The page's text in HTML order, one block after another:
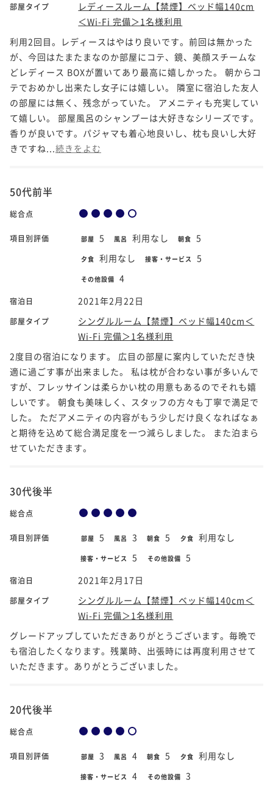
部屋タイプ
レディースルーム【禁煙】ベッド幅140cm
＜Wi-Fi 完備＞1名様利用
利用2回目。レディースはやはり良いです。前回は無かった
が、今回はたまたまなのか部屋にコテ、鏡、美顔スチームな
どレディース BOXが置いてあり最高に嬉しかった。 朝からコ
テでおめかし出来たし女子には嬉しい。 隣室に宿泊した友人
の部屋には無く、残念がっていた。 アメニティも充実してい
て嬉しい。 部屋風呂のシャンプーは大好きなシリーズです。
香りが良いです。パジャマも着心地良いし、枕も良いし大好
きですね... 続きをよむ
50代前半
総合点
項目別評価 部屋 5 風呂 利用なし 朝食 5
夕食 利用なし 接客・サービス 5
その他設備 4
宿泊日 2021年2月22日
部屋タイプ
シングルルーム【禁煙】ベッド幅140cm＜
Wi-Fi 完備＞1名様利用
2度目の宿泊になります。 広目の部屋に案内していただき快
適に過ごす事が出来ました。 私は枕が合わない事が多いんで
すが、フレッサインは柔らかい枕の用意もあるのでそれも嬉
しいです。 朝食も美味しく、スタッフの方々も丁寧で満足で
した。 ただアメニティの内容がもう少しだけ良くなればなぁ
と期待を込めて総合満足度を一つ減らしました。 また泊まら
せていただきます。
30代後半
総合点
項目別評価 部屋 5 風呂 3 朝食 5 夕食 利用なし
接客・サービス 5 その他設備 5
宿泊日 2021年2月17日
部屋タイプ
シングルルーム【禁煙】ベッド幅140cm＜
Wi-Fi 完備＞1名様利用
グレードアップしていただきありがとうございます。毎晩で
も宿泊したくなります。残業時、出張時には再度利用させて
いただきます。ありがとうございました。
20代後半
総合点
項目別評価 部屋 3 風呂 4 朝食 5 夕食 利用なし
接客・サービス 4 その他設備 3